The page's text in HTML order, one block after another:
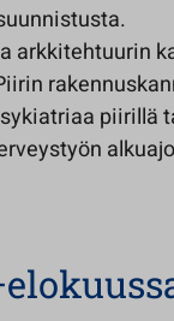
arkkitehtuurin
piirillä